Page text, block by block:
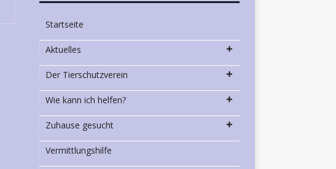
Startseite
Aktuelles
Der Tierschutzverein
Wie kann ich helfen?
Zuhause gesucht
Vermittlungshilfe